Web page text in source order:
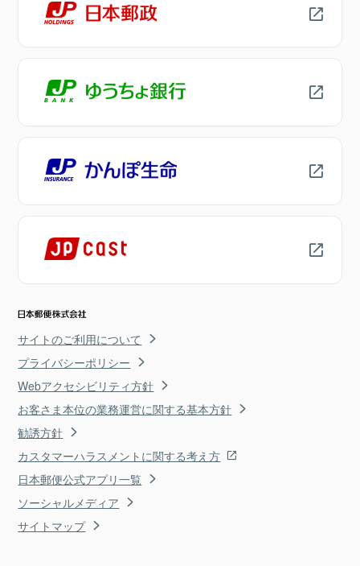
サイトのご利用について
プライバシーポリシー
Webアクセシビリティ方針
お客さま本位の業務運営に関する基本方針
勧誘方針
カスタマーハラスメントに関する考え方
日本郵便公式アプリ一覧
ソーシャルメディア
サイトマップ